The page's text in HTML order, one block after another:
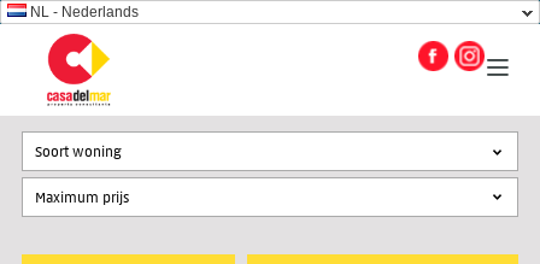
NL - Nederlands
Soort woning